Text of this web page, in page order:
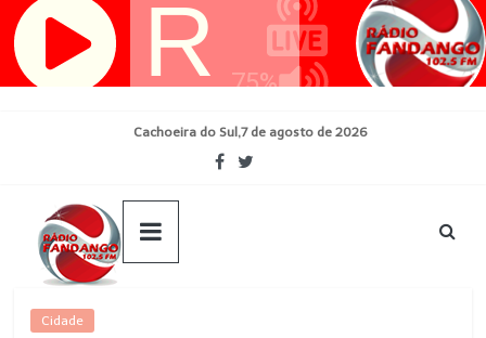
Pular
para
Cachoeira do Sul,7 de agosto de 2026
Cidade